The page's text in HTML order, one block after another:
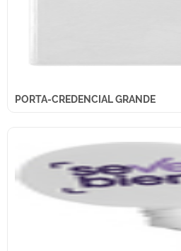
PORTA-CREDENCIAL GRANDE